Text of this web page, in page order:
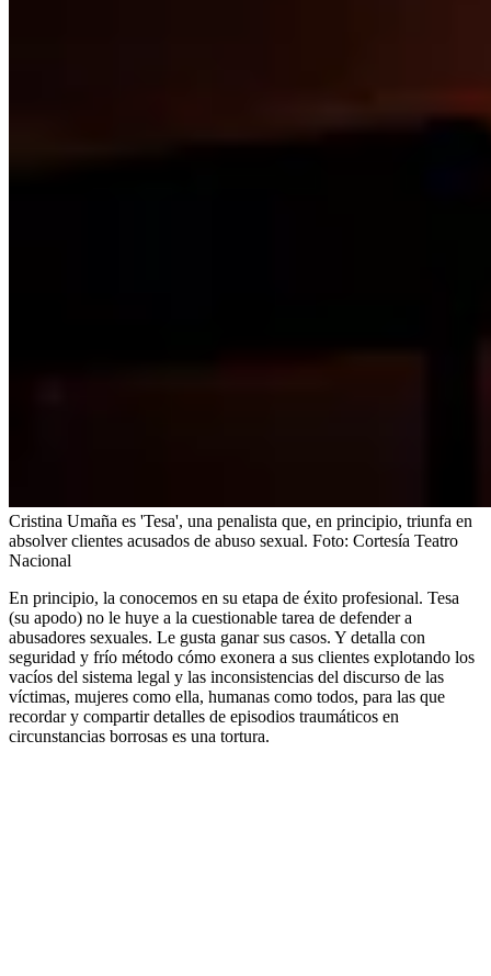
Cristina Umaña es 'Tesa', una penalista que, en principio, triunfa en
absolver clientes acusados de abuso sexual. Foto: Cortesía Teatro
Nacional
En principio, la conocemos en su etapa de éxito profesional. Tesa
(su apodo) no le huye a la cuestionable tarea de defender a
abusadores sexuales. Le gusta ganar sus casos. Y detalla con
seguridad y frío método cómo exonera a sus clientes explotando los
vacíos del sistema legal y las inconsistencias del discurso de las
víctimas, mujeres como ella, humanas como todos, para las que
recordar y compartir detalles de episodios traumáticos en
circunstancias borrosas es una tortura.